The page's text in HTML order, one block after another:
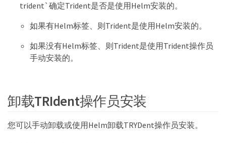
trident`确定Trident是否是使用Helm安装的。
如果有Helm标签、则Trident是使用Helm安装的。
如果没有Helm标签、则Trident是使用Trident操作员
手动安装的。
卸载TRIdent操作员安装
您可以手动卸载或使用Helm卸载TRYDent操作员安装。